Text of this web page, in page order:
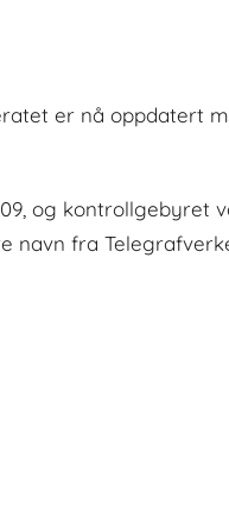
er nå oppdatert
og kontrollgebyret
navn fra